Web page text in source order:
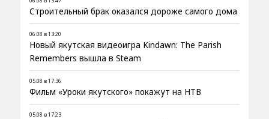
Строительный брак оказался дороже самого дома
06.08 в 13:20
Новый якутская видеоигра Kindawn: The Parish
Remembers вышла в Steam
05.08 в 17:36
Фильм «Уроки якутского» покажут на НТВ
05.08 в 17:23